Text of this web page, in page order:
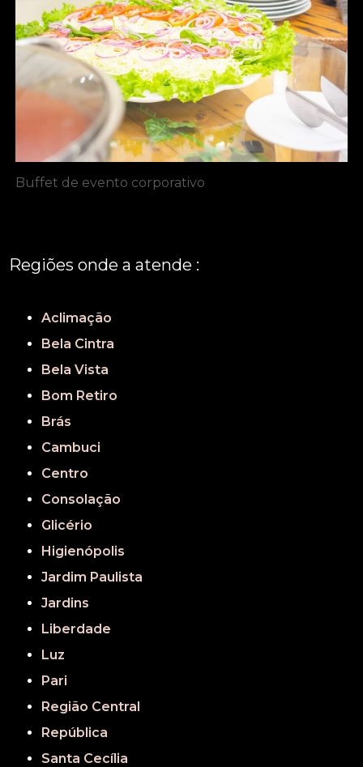
Buffet de evento corporativo
Regiões onde a atende :
Aclimação
Bela Cintra
Bela Vista
Bom Retiro
Brás
Cambuci
Centro
Consolação
Glicério
Higienópolis
Jardim Paulista
Jardins
Liberdade
Luz
Pari
Região Central
República
Santa Cecília